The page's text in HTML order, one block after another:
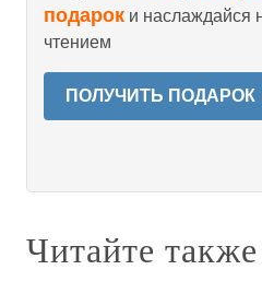
подарок и наслаждайся
чтением
ПОЛУЧИТЬ ПОДАРОК
Читайте также